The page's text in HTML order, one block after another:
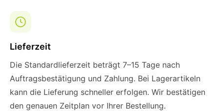
Lieferzeit
Die Standardlieferzeit beträgt 7–15 Tage nach
Auftragsbestätigung und Zahlung. Bei Lagerartikeln
kann die Lieferung schneller erfolgen. Wir bestätigen
den genauen Zeitplan vor Ihrer Bestellung.